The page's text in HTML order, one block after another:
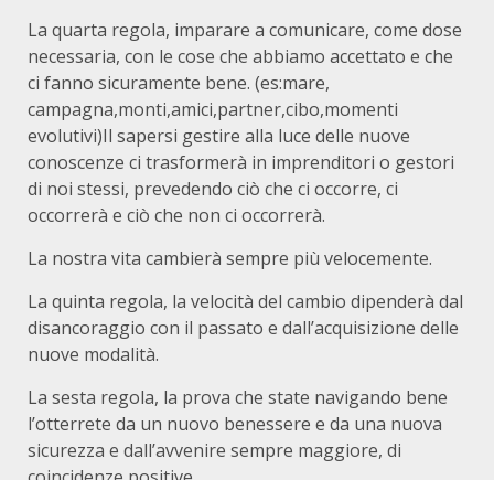
La quarta regola, imparare a comunicare, come dose
necessaria, con le cose che abbiamo accettato e che
ci fanno sicuramente bene. (es:mare,
campagna,monti,amici,partner,cibo,momenti
evolutivi)Il sapersi gestire alla luce delle nuove
conoscenze ci trasformerà in imprenditori o gestori
di noi stessi, prevedendo ciò che ci occorre, ci
occorrerà e ciò che non ci occorrerà.
La nostra vita cambierà sempre più velocemente.
La quinta regola, la velocità del cambio dipenderà dal
disancoraggio con il passato e dall’acquisizione delle
nuove modalità.
La sesta regola, la prova che state navigando bene
l’otterrete da un nuovo benessere e da una nuova
sicurezza e dall’avvenire sempre maggiore, di